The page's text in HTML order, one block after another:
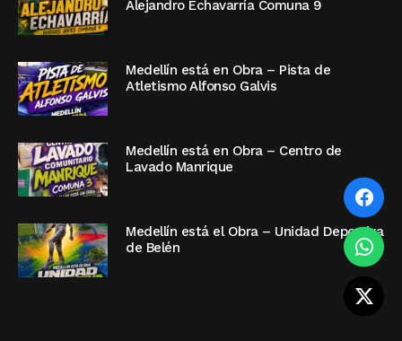
Alejandro Echavarría Comuna 9
Medellín está en Obra – Pista de
Atletismo Alfonso Galvis
Medellín está en Obra – Centro de
Lavado Manrique
Medellín está el Obra – Unidad Deportiva
de Belén